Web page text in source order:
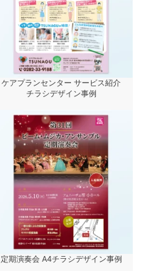
ケアプランセンター サービス紹介
チラシデザイン事例
定期演奏会 A4チラシデザイン事例